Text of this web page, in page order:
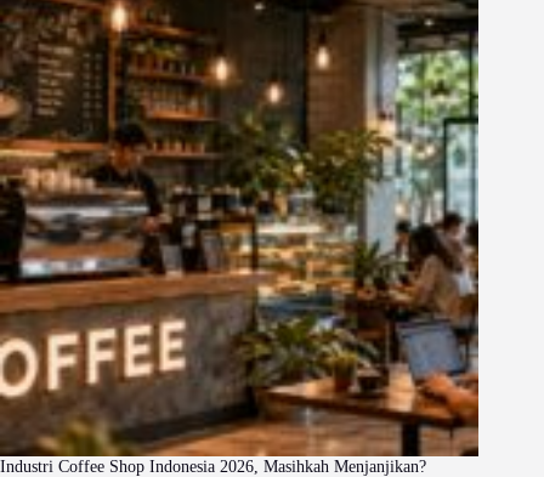
Industri Coffee Shop Indonesia 2026, Masihkah Menjanjikan?